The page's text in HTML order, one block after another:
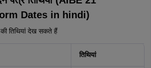
Dates in hindi)
तिथियां देख सकते हैं
तिथियां